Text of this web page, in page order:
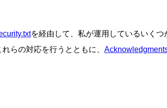
を経由して、私が運用しているいくつ
らの対応を行うとともに、